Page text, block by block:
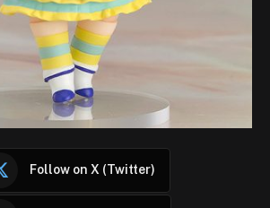
Follow on X (Twitter)